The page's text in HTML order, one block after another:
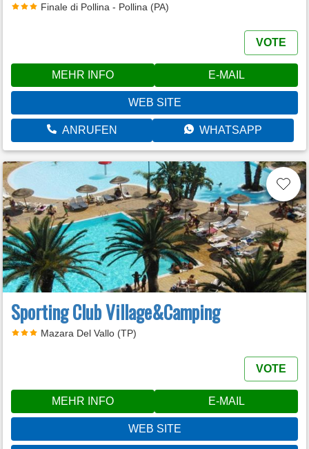
Finale di Pollina - Pollina (PA)
VOTE
MEHR INFO E-MAIL
WEB SITE
ANRUFEN WHATSAPP
Sporting Club Village&Camping
Mazara Del Vallo (TP)
VOTE
MEHR INFO E-MAIL
WEB SITE